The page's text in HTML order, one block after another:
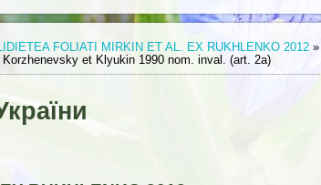
FOLIATI MIRKIN ET AL. EX RUKHLENKO 2012 »
et Klyukin 1990 nom. inval. (art. 2a)